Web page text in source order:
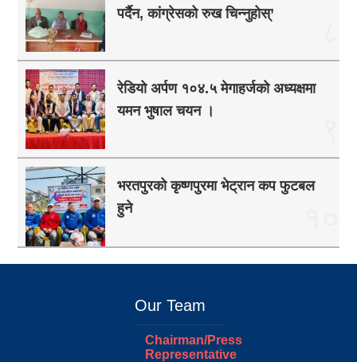
पर्दैन, कांग्रेसको रुख चिन्नुहोस्’
रेडियो अर्पण १०४.५ मेगाहर्जको अध्यक्षमा
यमन भुषाल चयन ।
भरतपुरको कृष्णपुरमा भेट्रान कप फुटबल
हुने
Our Team
Chairman/Press
Representative